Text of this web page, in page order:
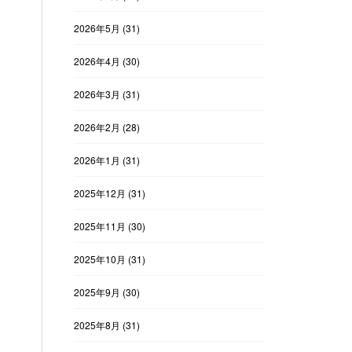
2026年5月 (31)
2026年4月 (30)
2026年3月 (31)
2026年2月 (28)
2026年1月 (31)
2025年12月 (31)
2025年11月 (30)
2025年10月 (31)
2025年9月 (30)
2025年8月 (31)